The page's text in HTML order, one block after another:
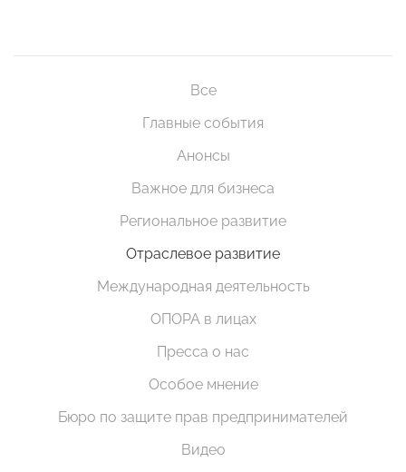
Все
Главные события
Анонсы
Важное для бизнеса
Региональное развитие
Отраслевое развитие
Международная деятельность
ОПОРА в лицах
Пресса о нас
Особое мнение
Бюро по защите прав предпринимателей
Видео